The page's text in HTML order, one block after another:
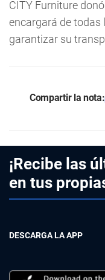
CITY Furniture
encargará de todas
garantizar su
Compartir la nota:
¡Recibe las
en tus
DESCARGA LA APP